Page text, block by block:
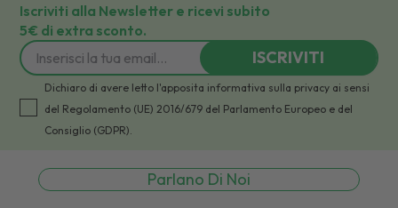
Iscriviti alla Newsletter e ricevi subito
5€ di extra sconto.
ISCRIVITI
Dichiaro di avere letto l'apposita informativa sulla privacy ai sensi
del Regolamento (UE) 2016/679 del Parlamento Europeo e del
Consiglio (GDPR).
Parlano Di Noi